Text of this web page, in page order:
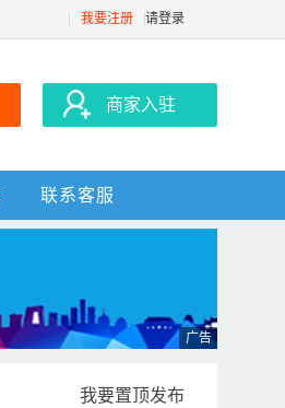
我要注册 请登录
商家入驻
联系客服
我要置顶发布